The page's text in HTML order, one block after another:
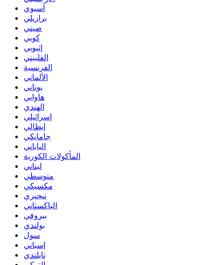
آسيوي
برازيلي
صيني
كوبي
إثيوبي
الفلبيني
الفرنسية
الألماني
يوناني
هاوايي
الهندي
إسرائيلي
إيطالي
جامايكي
الياباني
المأكولات الكورية
لبناني
متوسطي
مكسيكي
نيجيري
الباكستاني
بيروفي
بولندي
سول
إسباني
تايلندي